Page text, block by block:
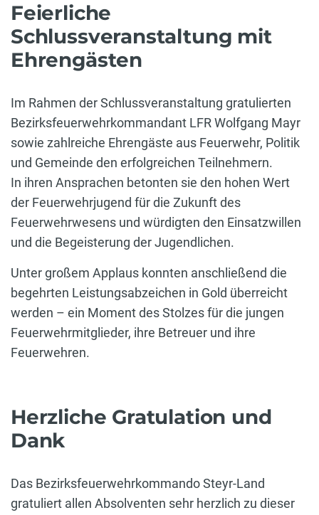
Feierliche
Schlussveranstaltung mit
Ehrengästen
Im Rahmen der Schlussveranstaltung gratulierten
Bezirksfeuerwehrkommandant LFR Wolfgang Mayr
sowie zahlreiche Ehrengäste aus Feuerwehr, Politik
und Gemeinde den erfolgreichen Teilnehmern.
In ihren Ansprachen betonten sie den hohen Wert
der Feuerwehrjugend für die Zukunft des
Feuerwehrwesens und würdigten den Einsatzwillen
und die Begeisterung der Jugendlichen.
Unter großem Applaus konnten anschließend die
begehrten Leistungsabzeichen in Gold überreicht
werden – ein Moment des Stolzes für die jungen
Feuerwehrmitglieder, ihre Betreuer und ihre
Feuerwehren.
Herzliche Gratulation und
Dank
Das Bezirksfeuerwehrkommando Steyr-Land
gratuliert allen Absolventen sehr herzlich zu dieser